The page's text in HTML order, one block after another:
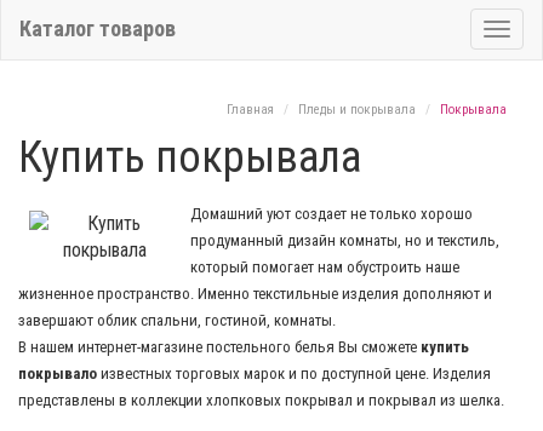
Каталог товаров
Главная Пледы и покрывала Покрывала
Купить покрывала
Домашний уют создает не только хорошо
продуманный дизайн комнаты, но и текстиль,
который помогает нам обустроить наше
жизненное пространство. Именно текстильные изделия дополняют и
завершают облик спальни, гостиной, комнаты.
В нашем интернет-магазине постельного белья Вы сможете купить
покрывало известных торговых марок и по доступной цене. Изделия
представлены в коллекции хлопковых покрывал и покрывал из шелка.